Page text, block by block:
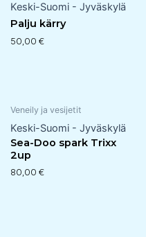
Keski-Suomi - Jyväskylä
Palju kärry
50,00 €
Veneily ja vesijetit
Keski-Suomi - Jyväskylä
Sea-Doo spark Trixx
2up
80,00 €